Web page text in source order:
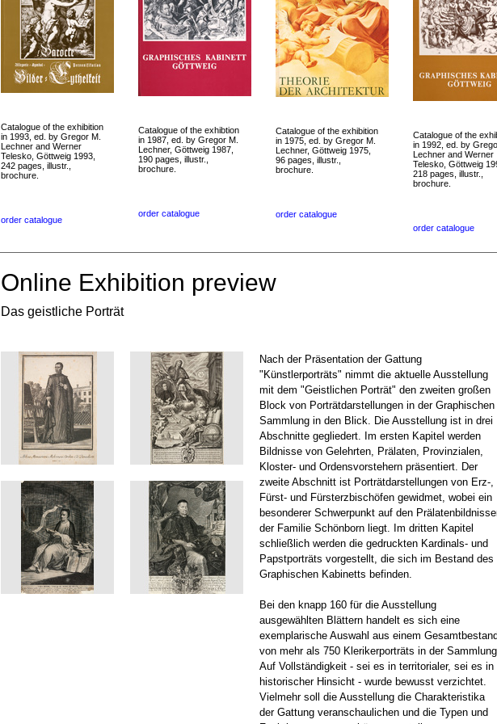
Catalogue of the exhibition
in 1993, ed. by Gregor M.
Lechner and Werner
Telesko, Göttweig 1993,
242 pages, illustr.,
brochure.
order catalogue
Catalogue of the exhibtion
in 1987, ed. by Gregor M.
Lechner, Göttweig 1987,
190 pages, illustr.,
brochure.
order catalogue
Catalogue of the exhibition
in 1975, ed. by Gregor M.
Lechner, Göttweig 1975,
96 pages, illustr.,
brochure.
order catalogue
Catalogue of the
in 1992, ed. by
Lechner and Werner
Telesko, Göttweig
218 pages, illustr.,
brochure.
order catalogue
Online Exhibition preview
Das geistliche Porträt
Nach der Präsentation der Gattung
"Künstlerporträts" nimmt die aktuelle Ausstellung
mit dem "Geistlichen Porträt" den zweiten großen
Block von Porträtdarstellungen in der Graphischen
Sammlung in den Blick. Die Ausstellung ist in drei
Abschnitte gegliedert. Im ersten Kapitel werden
Bildnisse von Gelehrten, Prälaten, Provinzialen,
Kloster- und Ordensvorstehern präsentiert. Der
zweite Abschnitt ist Porträtdarstellungen von Erz-,
Fürst- und Fürsterzbischöfen gewidmet, wobei ein
besonderer Schwerpunkt auf den
der Familie Schönborn liegt. Im dritten Kapitel
schließlich werden die gedruckten Kardinals- und
Papstporträts vorgestellt, die sich im Bestand des
Graphischen Kabinetts befinden.
Bei den knapp 160 für die Ausstellung
ausgewählten Blättern handelt es sich eine
exemplarische Auswahl aus einem Gesamtbestand
von mehr als 750 Klerikerporträts in der
Auf Vollständigkeit - sei es in territorialer, sei es in
historischer Hinsicht - wurde bewusst verzichtet.
Vielmehr soll die Ausstellung die Charakteristika
der Gattung veranschaulichen und die Typen und